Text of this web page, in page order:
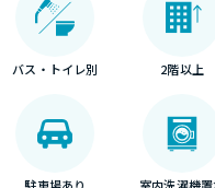
バス・トイレ別 2階以上